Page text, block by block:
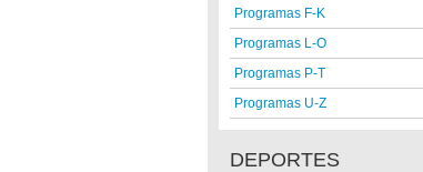
Programas F-K
Programas L-O
Programas P-T
Programas U-Z
DEPORTES